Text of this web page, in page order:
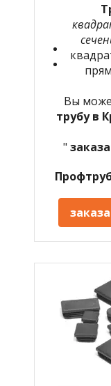
Вы
трубу в
"